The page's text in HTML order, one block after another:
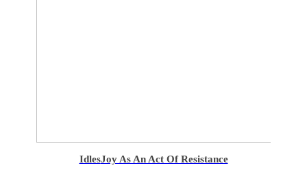
IdlesJoy As An Act Of Resistance